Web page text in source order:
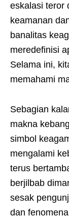
eskalasi teror
keamanan
banalitas
meredefinisi
Selama ini,
memahami
Sebagian
makna
simbol
mengalami
terus
berjilbab
sesak
dan